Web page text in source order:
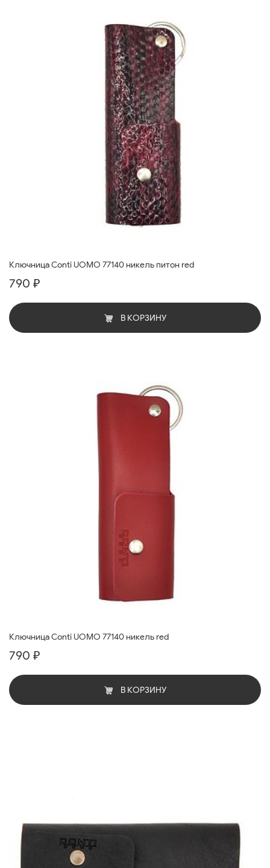
Ключница Conti UOMO 77140 никель питон red
790 ₽
В КОРЗИНУ
Ключница Conti UOMO 77140 никель red
790 ₽
В КОРЗИНУ